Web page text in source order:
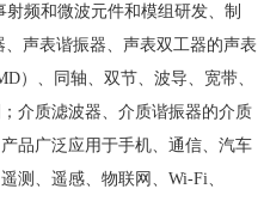
频和微波元件和模组研发、制
声表谐振器、声表双工器的声表
）、同轴、双节、波导、宽带、
介质滤波器、介质谐振器的介质
品广泛应用于手机、通信、汽车
测、遥感、物联网、Wi-Fi、